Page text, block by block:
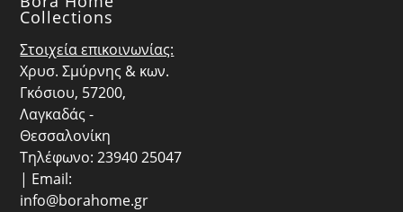
Collections
Στοιχεία επικοινωνίας:
Χρυσ. Σμύρνης & κων.
Γκόσιου, 57200,
Λαγκαδάς -
Θεσσαλονίκη
Τηλέφωνο: 23940 25047
| Email:
info@borahome.gr